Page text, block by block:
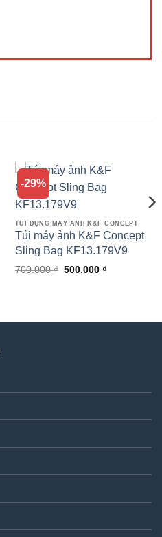
-29%
TÚI ĐỰNG MÁY ẢNH K&F CONCEPT
Túi máy ảnh K&F Concept
Sling Bag KF13.179V9
700.000₫ Giá
500.000 ₫Giá